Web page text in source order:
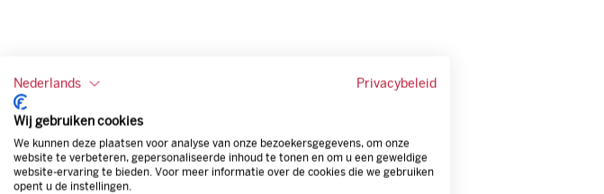
Nederlands Privacybeleid
Wij gebruiken cookies
We kunnen deze plaatsen voor analyse van onze bezoekersgegevens, om onze
website te verbeteren, gepersonaliseerde inhoud te tonen en om u een geweldige
website-ervaring te bieden. Voor meer informatie over de cookies die we gebruiken
opent u de instellingen.